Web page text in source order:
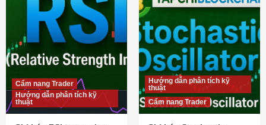
Cẩm nang Trader
Hướng dẫn phân tích kỹ
thuật
Hướng dẫn phân tích kỹ
thuật
Cẩm nang Trader